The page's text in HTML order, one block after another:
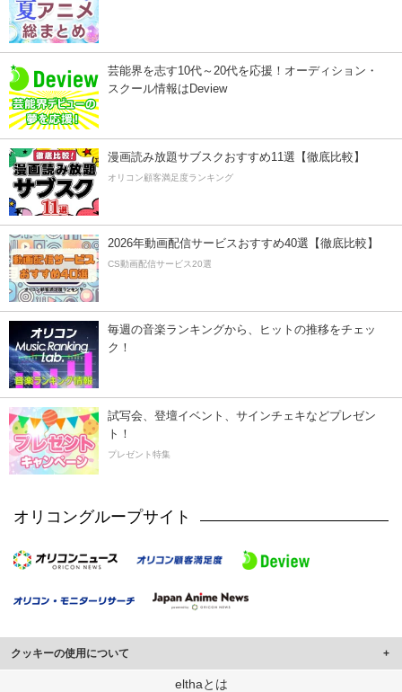
芸能界を志す10代～20代を応援！オーディション・
スクール情報はDeview
漫画読み放題サブスクおすすめ11選【徹底比較】
オリコン顧客満足度ランキング
2026年動画配信サービスおすすめ40選【徹底比較】
CS動画配信サービス20選
毎週の音楽ランキングから、ヒットの推移をチェッ
ク！
試写会、登壇イベント、サインチェキなどプレゼン
ト！
プレゼント特集
オリコングループサイト
クッキーの使用について
このサイトでは Cookie を使用して、ユーザーに合わせたコンテンツや広告の
elthaとは